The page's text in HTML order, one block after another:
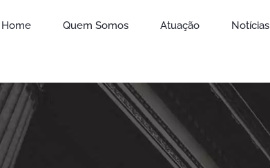
Home Quem Somos Atuação Notícias